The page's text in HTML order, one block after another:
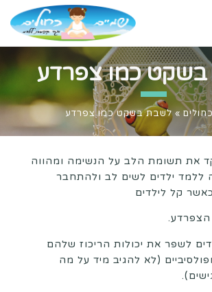
כמו צפרדע
»לשבת בשקט כמו צפרדע
את תשומת הלב על הנשימה ומהווה
ללמד ילדים לשים לב ולהתחבר
קל לילדים
לשפר את יכולות הריכוז שלהם
(לא להגיב מיד על מה